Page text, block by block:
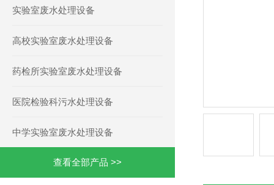
实验室废水处理设备
高校实验室废水处理设备
药检所实验室废水处理设备
医院检验科污水处理设备
中学实验室废水处理设备
查看全部产品 >>